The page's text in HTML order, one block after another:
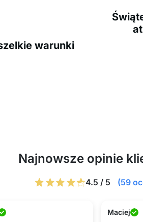
warunki
Najnowsze opinie
4.5 / 5 (59
Maciej